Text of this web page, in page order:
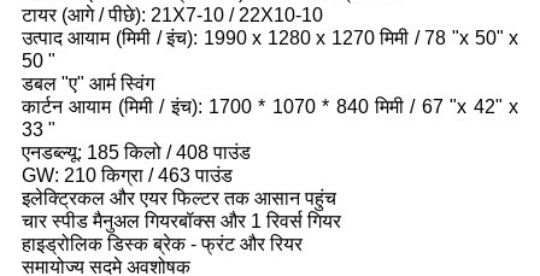
टायर (आगे / पीछे): 21X7-10 / 22X10-10
उत्पाद आयाम (मिमी / इंच): 1990 x 1280 x 1270 मिमी / 78 "x 50" x
50 "
डबल "ए" आर्म स्विंग
कार्टन आयाम (मिमी / इंच): 1700 * 1070 * 840 मिमी / 67 "x 42" x
33 "
एनडब्ल्यू: 185 किलो / 408 पाउंड
GW: 210 किग्रा / 463 पाउंड
इलेक्ट्रिकल और एयर फिल्टर तक आसान पहुंच
चार स्पीड मैनुअल गियरबॉक्स और 1 रिवर्स गियर
हाइड्रोलिक डिस्क ब्रेक - फ्रंट और रियर
समायोज्य सदमे अवशोषक